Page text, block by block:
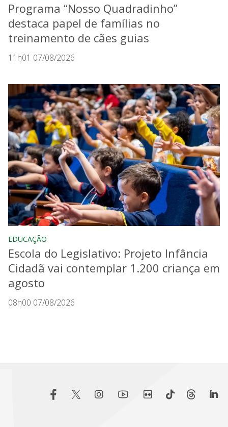
Programa “Nosso Quadradinho”
destaca papel de famílias no
treinamento de cães guias
11h01 07/08/2026
EDUCAÇÃO
Escola do Legislativo: Projeto Infância
Cidadã vai contemplar 1.200 criança em
agosto
08h00 07/08/2026